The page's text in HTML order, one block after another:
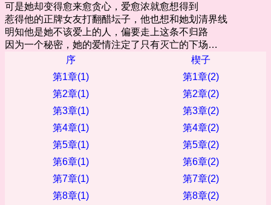
可是她却变得愈来愈贪心，爱愈浓就愈想得到
惹得他的正牌女友打翻醋坛子，他也想和她划清界线
明知他是她不该爱上的人，偏要走上这条不归路
因为一个秘密，她的爱情注定了只有灭亡的下场…
序
楔子
第1章(1)
第1章(2)
第2章(1)
第2章(2)
第3章(1)
第3章(2)
第4章(1)
第4章(2)
第5章(1)
第5章(2)
第6章(1)
第6章(2)
第7章(1)
第7章(2)
第8章(1)
第8章(2)